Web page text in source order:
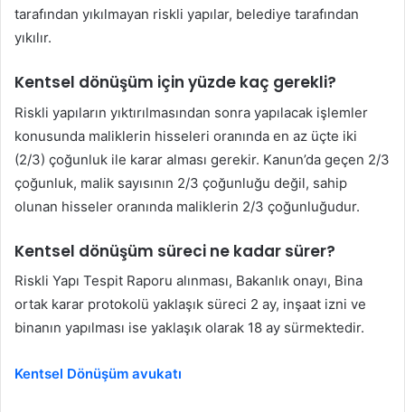
tarafından yıkılmayan riskli yapılar, belediye tarafından
yıkılır.
Kentsel dönüşüm için yüzde kaç gerekli?
Riskli yapıların yıktırılmasından sonra yapılacak işlemler
konusunda maliklerin hisseleri oranında en az üçte iki
(2/3) çoğunluk ile karar alması gerekir. Kanun’da geçen 2/3
çoğunluk, malik sayısının 2/3 çoğunluğu değil, sahip
olunan hisseler oranında maliklerin 2/3 çoğunluğudur.
Kentsel dönüşüm süreci ne kadar sürer?
Riskli Yapı Tespit Raporu alınması, Bakanlık onayı, Bina
ortak karar protokolü yaklaşık süreci 2 ay, inşaat izni ve
binanın yapılması ise yaklaşık olarak 18 ay sürmektedir.
Kentsel Dönüşüm avukatı